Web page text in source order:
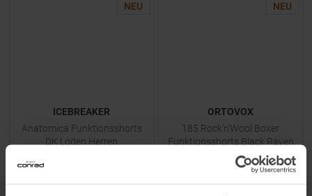
NEU
ICEBREAKER
Anatomica Funktionsshorts
DK Loden Herren
NEU
ORTOVOX
185 Rock'n'Wool Boxer
Funktionsshorts Black Raven
Herren
€